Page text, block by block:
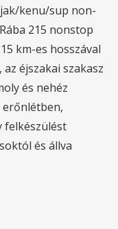
kenu/sup non-
215 nonstop
km-es hosszával
éjszakai szakasz
és nehéz
erőnlétben,
felkészülést
és állva